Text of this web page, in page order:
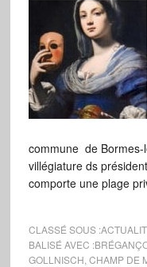
commune de
villégiature ds
comporte une plage
CLASSÉ SOUS :
BALISÉ AVEC :
GOLLNISCH CHAMP DE